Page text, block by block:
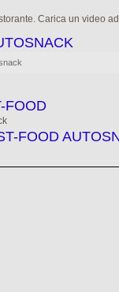
Carica un video
FOOD
FOOD